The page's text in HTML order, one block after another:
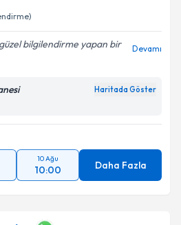
bilgilendirme yapan bir
Devamı
Haritada Göster
10 Ağu
10:00 Daha Fazla